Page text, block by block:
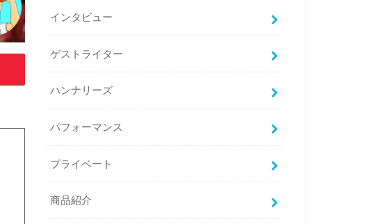
インタビュー
ゲストライター
ハンナリーズ
パフォーマンス
プライベート
商品紹介